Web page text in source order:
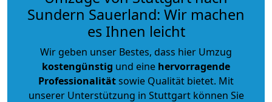
Sundern Sauerland: Wir machen
es Ihnen leicht
Wir geben unser Bestes, dass hier Umzug
kostengünstig und eine hervorragende
Professionalitätsowie Qualität bietet. Mit
unserer Unterstützung in Stuttgart können Sie